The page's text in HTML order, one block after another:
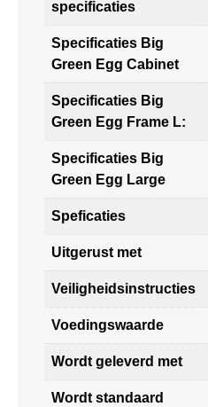
specificaties
Specificaties Big
Green Egg Cabinet
Specificaties Big
Green Egg Frame L:
Specificaties Big
Green Egg Large
Speficaties
Uitgerust met
Veiligheidsinstructies
Voedingswaarde
Wordt geleverd met
Wordt standaard